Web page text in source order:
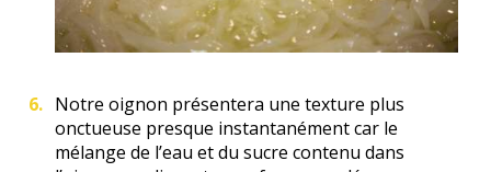
Notre oignon présentera une texture plus
onctueuse presque instantanément car le
mélange de l’eau et du sucre contenu dans